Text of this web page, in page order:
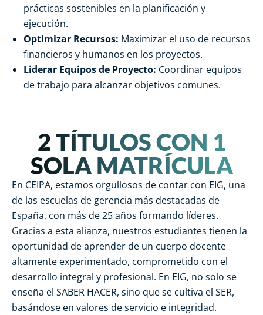
prácticas sostenibles en la planificación y
ejecución.
Optimizar Recursos: Maximizar el uso de recursos
financieros y humanos en los proyectos.
Liderar Equipos de Proyecto: Coordinar equipos
de trabajo para alcanzar objetivos comunes.
2 TÍTULOS CON 1
SOLA MATRÍCULA
En CEIPA, estamos orgullosos de contar con EIG, una
de las escuelas de gerencia más destacadas de
España, con más de 25 años formando líderes.
Gracias a esta alianza, nuestros estudiantes tienen la
oportunidad de aprender de un cuerpo docente
altamente experimentado, comprometido con el
desarrollo integral y profesional. En EIG, no solo se
enseña el SABER HACER, sino que se cultiva el SER,
basándose en valores de servicio e integridad.